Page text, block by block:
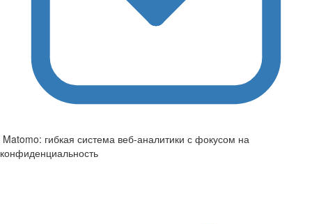
Matomo: гибкая система веб-аналитики с фокусом на
конфиденциальность